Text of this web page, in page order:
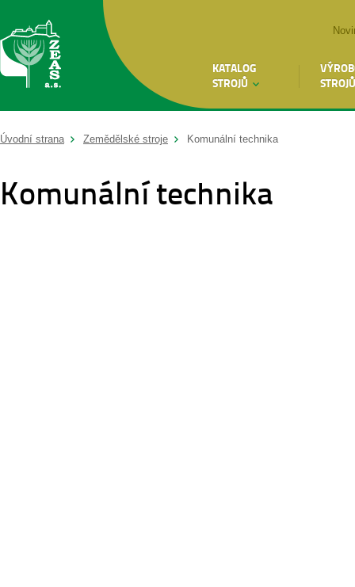
KATALOG
STROJŮ
STROJŮ
Úvodní strana Zemědělské stroje Komunální technika
Komunální technika